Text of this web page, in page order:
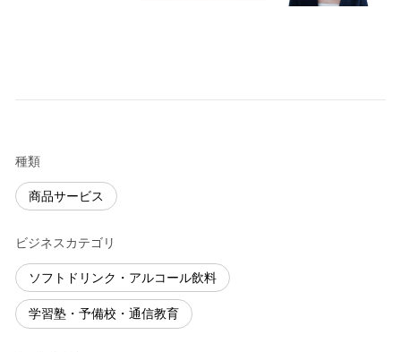
種類
商品サービス
ビジネスカテゴリ
ソフトドリンク・アルコール飲料
学習塾・予備校・通信教育